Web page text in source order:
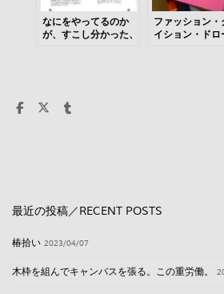
なにをやってるのか
が、すこし分かった、
ファッション・
イション・ドロ
最近の投稿／RECENT POSTS
椿拾い 2023/04/07
木枠を組んでキャンバスを張る。この重労働。